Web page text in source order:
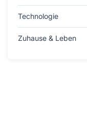
Technologie
Zuhause & Leben